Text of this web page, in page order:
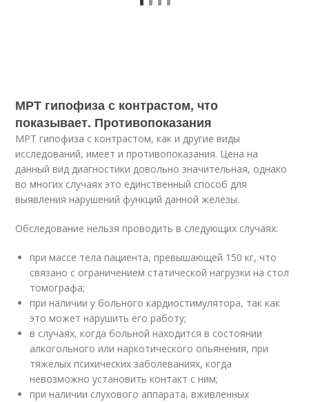
МРТ гипофиза с контрастом, что
показывает. Противопоказания
МРТ гипофиза с контрастом, как и другие виды
исследований, имеет и противопоказания. Цена на
данный вид диагностики довольно значительная, однако
во многих случаях это единственный способ для
выявления нарушений функций данной железы.
Обследование нельзя проводить в следующих случаях:
при массе тела пациента, превышающей 150 кг, что
связано с ограничением статической нагрузки на стол
томографа;
при наличии у больного кардиостимулятора, так как
это может нарушить его работу;
в случаях, когда больной находится в состоянии
алкогольного или наркотического опьянения, при
тяжелых психических заболеваниях, когда
невозможно установить контакт с ним;
при наличии слухового аппарата, вживленных